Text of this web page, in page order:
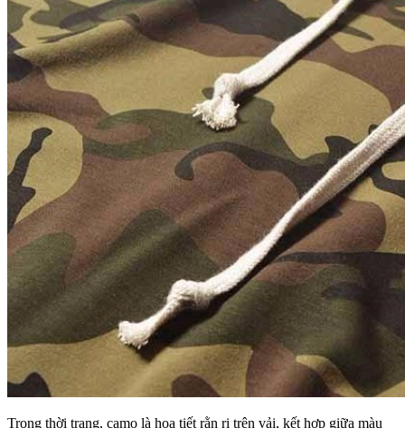
Trong thời trang, camo là họa tiết rằn ri trên vải, kết hợp giữa màu